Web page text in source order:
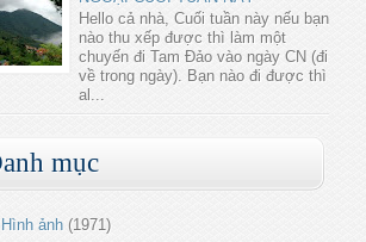
Hello cả nhà, Cuối tuần này nếu bạn
nào thu xếp được thì làm một
chuyến đi Tam Đảo vào ngày CN (đi
về trong ngày). Bạn nào đi được thì
al...
mục
Hình ảnh (1971)